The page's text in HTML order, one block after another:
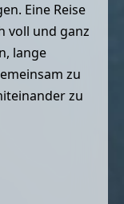
Eine Reise
voll und ganz
lange
zu
zu